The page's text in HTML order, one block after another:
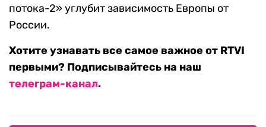
потока-2» углубит зависимость Европы от
России.
Хотите узнавать все самое важное от RTVI
первыми? Подписывайтесь на наш
телеграм-канал.